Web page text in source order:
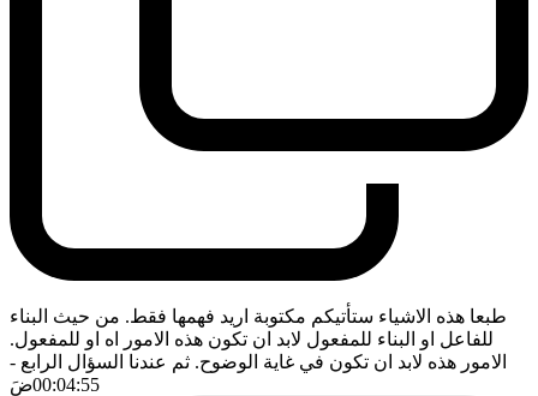
طبعا هذه الاشياء ستأتيكم مكتوبة اريد فهمها فقط. من حيث البناء
للفاعل او البناء للمفعول لابد ان تكون هذه الامور اه او للمفعول.
الامور هذه لابد ان تكون في غاية الوضوح. ثم عندنا السؤال الرابع -
00:04:55ضَ